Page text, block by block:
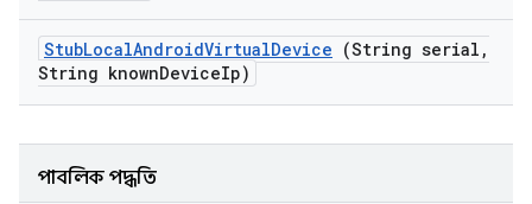
StubLocalAndroidVirtualDevice (String serial ,
String knownDeviceIp)
পাবলিক পদ্ধতি